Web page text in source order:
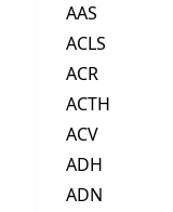
AAS
ACLS
ACR
ACTH
ACV
ADH
ADN